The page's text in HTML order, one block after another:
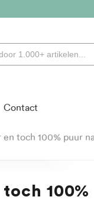
Contact
toch 100% puur
100%